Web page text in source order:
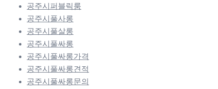
공주시퍼블릭룸
공주시풀사롱
공주시풀살롱
공주시풀싸롱
공주시풀싸롱가격
공주시풀싸롱견적
공주시풀싸롱문의